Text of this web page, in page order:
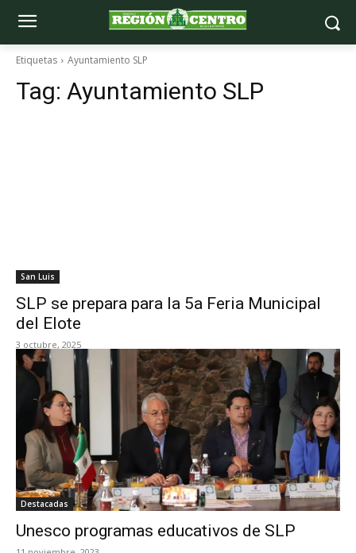
Etiquetas Ayuntamiento SLP
Tag: Ayuntamiento SLP
San Luis
SLP se prepara para la 5a Feria Municipal
del Elote
3 octubre, 2025
Destacadas
Unesco programas educativos de SLP